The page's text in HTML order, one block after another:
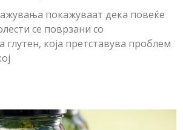
покажуваат дека повеќе
се поврзани со
глутен, која претставува проблем